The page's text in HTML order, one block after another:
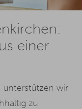
einer
unterstützen wir
zu